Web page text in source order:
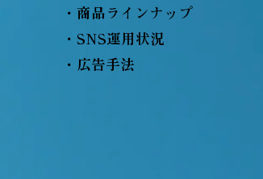
・商品ラインナップ
・SNS運用状況
・広告手法